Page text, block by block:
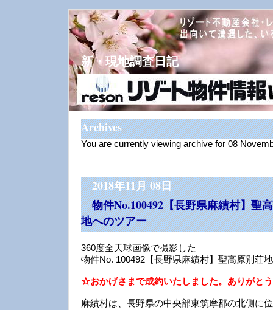
新・現地調査日記
Archives
You are currently viewing archive for 08
2018年11月 08日
物件No.100492【長野県麻績村】聖
地へのツアー
360度全天球画像で撮影した
物件No. 100492【長野県麻績村】聖高原別荘
☆おかげさまで成約いたしました。ありがと
麻績村は、長野県の中央部東筑摩郡の北側に